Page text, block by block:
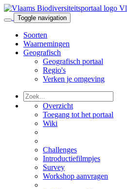
Toggle navigation
Soorten
Waarnemingen
Geografisch
Geografisch portaal
Regio's
Verken je omgeving
Overzicht
Toegang tot het portaal
Wiki
Challenges
Introductiefilmpjes
Survey
Workshop aanvragen